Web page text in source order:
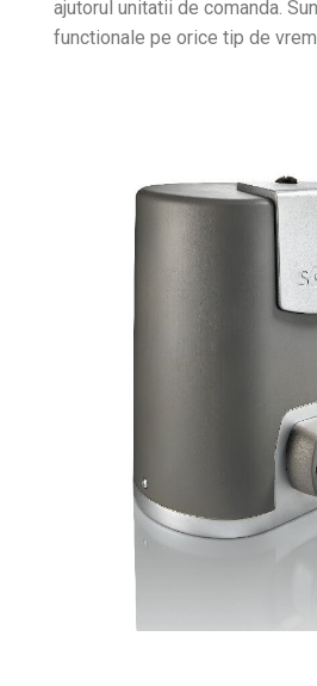
ajutorul unitatii de comanda.
functionale pe orice tip de